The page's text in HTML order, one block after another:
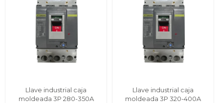
Llave industrial caja
moldeada 3P 280-350A
Llave industrial caja
moldeada 3P 320-400A